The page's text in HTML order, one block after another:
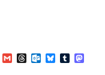
Copy
Link
GmailThreadsOutlook.com
BlueskyTumblr